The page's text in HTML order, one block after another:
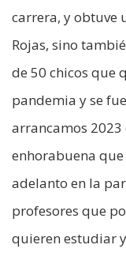
carrera, y obtuve
Rojas, sino
de 50 chicos que
pandemia y se
arrancamos
enhorabuena
adelanto en la
profesores que
quieren estudiar